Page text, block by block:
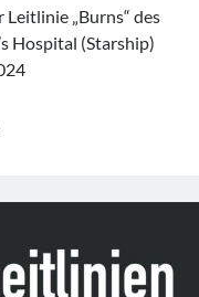
„Burns“ des
Hospital (Starship)
2024)